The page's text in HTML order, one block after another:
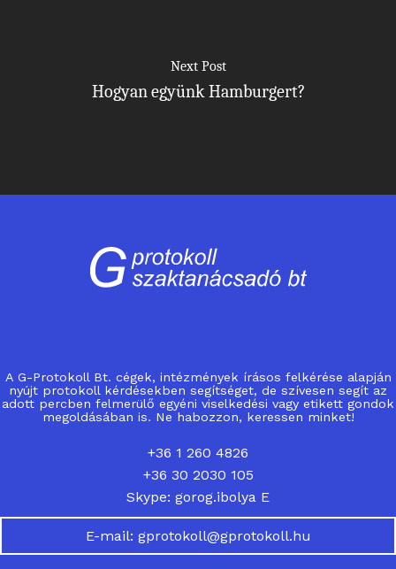
Next Post
Hogyan együnk Hamburgert?
A G-Protokoll Bt. cégek, intézmények írásos felkérése alapján
nyújt protokoll kérdésekben segítséget, de szívesen segít az
adott percben felmerülő egyéni viselkedési vagy etikett gondok
megoldásában is. Ne habozzon, keressen minket!
+36 1 260 4826
+36 30 2030 105
Skype: gorog.ibolya E
E-mail: gprotokoll@gprotokoll.hu